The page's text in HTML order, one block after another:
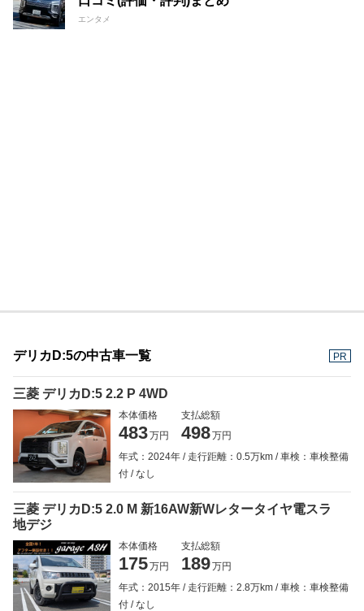
エンタメ
デリカD:5の中古車一覧 PR
三菱 デリカD:5 2.2 P 4WD
本体価格
483万円
支払総額
498万円
年式：2024年
走行距離：0.5万km
車検：車検整備
付
なし
三菱 デリカD:5 2.0 M 新16AW新Wレタータイヤ電スラ
地デジ
本体価格
175万円
支払総額
189万円
年式：2015年
走行距離：2.8万km
車検：車検整備
付
なし